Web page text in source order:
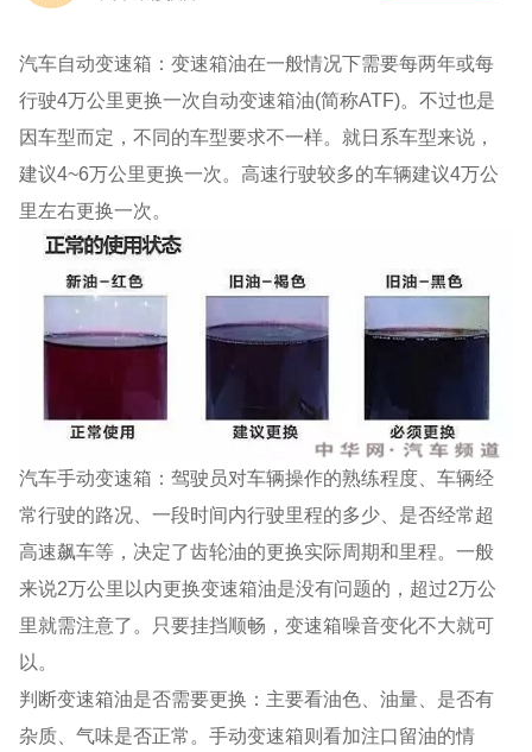
汽车自动变速箱：变速箱油在一般情况下需要每两年或每
行驶4万公里更换一次自动变速箱油(简称ATF)。不过也是
因车型而定，不同的车型要求不一样。就日系车型来说，
建议4~6万公里更换一次。高速行驶较多的车辆建议4万公
里左右更换一次。
汽车手动变速箱：驾驶员对车辆操作的熟练程度、车辆经
常行驶的路况、一段时间内行驶里程的多少、是否经常超
高速飙车等，决定了齿轮油的更换实际周期和里程。一般
来说2万公里以内更换变速箱油是没有问题的，超过2万公
里就需注意了。只要挂挡顺畅，变速箱噪音变化不大就可
以。
判断变速箱油是否需要更换：主要看油色、油量、是否有
杂质、气味是否正常。手动变速箱则看加注口留油的情